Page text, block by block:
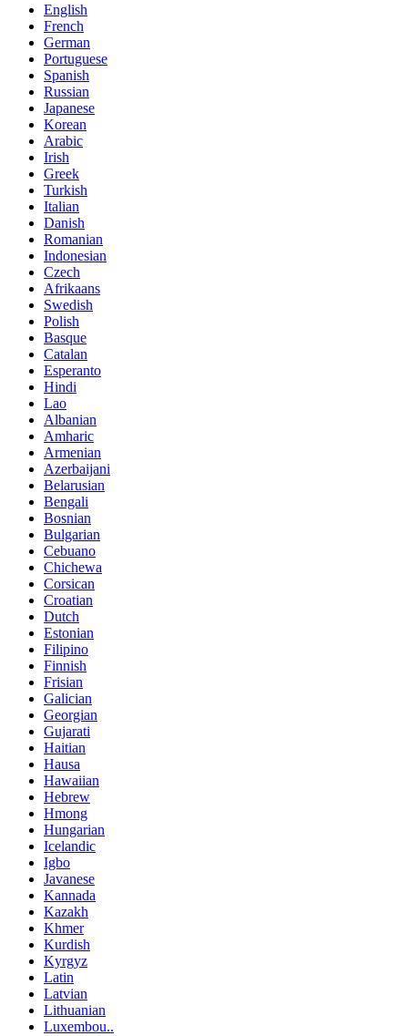
English
French
German
Portuguese
Spanish
Russian
Japanese
Korean
Arabic
Irish
Greek
Turkish
Italian
Danish
Romanian
Indonesian
Czech
Afrikaans
Swedish
Polish
Basque
Catalan
Esperanto
Hindi
Lao
Albanian
Amharic
Armenian
Azerbaijani
Belarusian
Bengali
Bosnian
Bulgarian
Cebuano
Chichewa
Corsican
Croatian
Dutch
Estonian
Filipino
Finnish
Frisian
Galician
Georgian
Gujarati
Haitian
Hausa
Hawaiian
Hebrew
Hmong
Hungarian
Icelandic
Igbo
Javanese
Kannada
Kazakh
Khmer
Kurdish
Kyrgyz
Latin
Latvian
Lithuanian
Luxembou..